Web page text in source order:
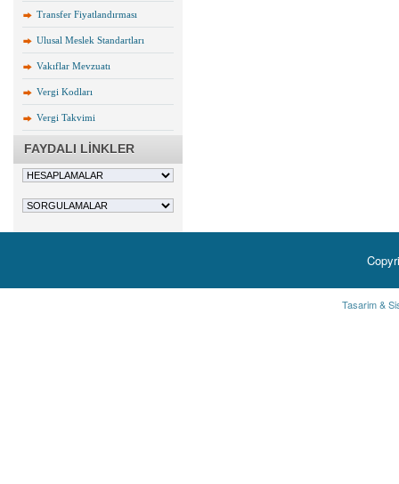
Transfer Fiyatlandırması
Ulusal Meslek Standartları
Vakıflar Mevzuatı
Vergi Kodları
Vergi Takvimi
FAYDALI LİNKLER
Tasarim &